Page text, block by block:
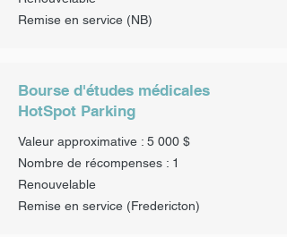
Remise en service (NB)
Bourse d'études médicales
HotSpot Parking
Valeur approximative : 5 000 $
Nombre de récompenses : 1
Renouvelable
Remise en service (Fredericton)